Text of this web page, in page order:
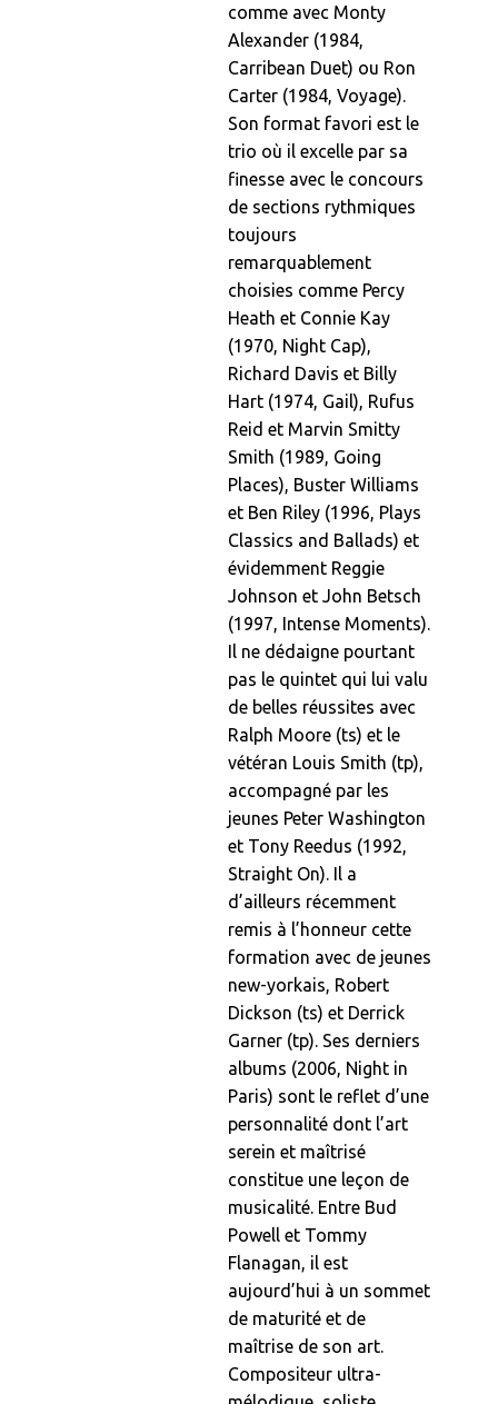
comme avec Monty
Alexander (1984,
Carribean Duet) ou Ron
Carter (1984, Voyage).
Son format favori est le
trio où il excelle par sa
finesse avec le concours
de sections rythmiques
toujours
remarquablement
choisies comme Percy
Heath et Connie Kay
(1970, Night Cap),
Richard Davis et Billy
Hart (1974, Gail), Rufus
Reid et Marvin Smitty
Smith (1989, Going
Places), Buster Williams
et Ben Riley (1996, Plays
Classics and Ballads) et
évidemment Reggie
Johnson et John Betsch
(1997, Intense Moments).
Il ne dédaigne pourtant
pas le quintet qui lui valu
de belles réussites avec
Ralph Moore (ts) et le
vétéran Louis Smith (tp),
accompagné par les
jeunes Peter Washington
et Tony Reedus (1992,
Straight On). Il a
d’ailleurs récemment
remis à l’honneur cette
formation avec de jeunes
new-yorkais, Robert
Dickson (ts) et Derrick
Garner (tp). Ses derniers
albums (2006, Night in
Paris) sont le reflet d’une
personnalité dont l’art
serein et maîtrisé
constitue une leçon de
musicalité. Entre Bud
Powell et Tommy
Flanagan, il est
aujourd’hui à un sommet
de maturité et de
maîtrise de son art.
Compositeur ultra-